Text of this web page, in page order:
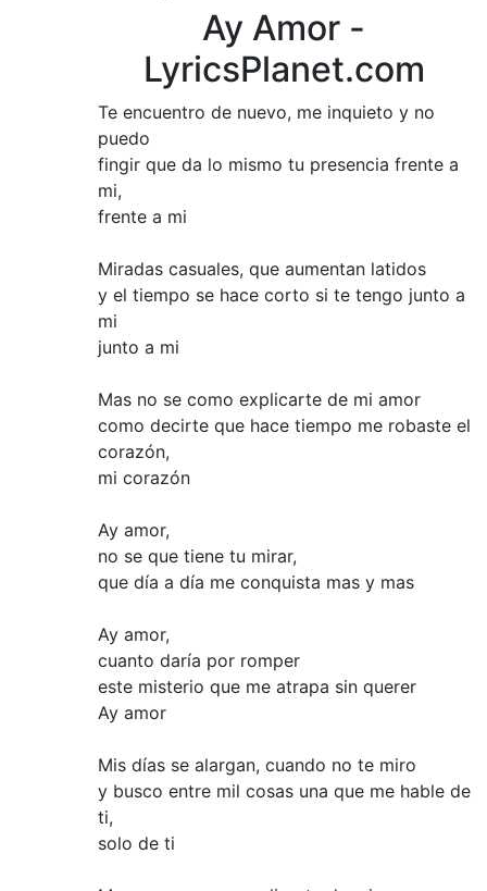
Ay Amor -
LyricsPlanet.com
Te encuentro de nuevo, me inquieto y no
puedo
fingir que da lo mismo tu presencia frente a
mi,
frente a mi
Miradas casuales, que aumentan latidos
y el tiempo se hace corto si te tengo junto a
mi
junto a mi
Mas no se como explicarte de mi amor
como decirte que hace tiempo me robaste el
corazón,
mi corazón
Ay amor,
no se que tiene tu mirar,
que día a día me conquista mas y mas
Ay amor,
cuanto daría por romper
este misterio que me atrapa sin querer
Ay amor
Mis días se alargan, cuando no te miro
y busco entre mil cosas una que me hable de
ti,
solo de ti